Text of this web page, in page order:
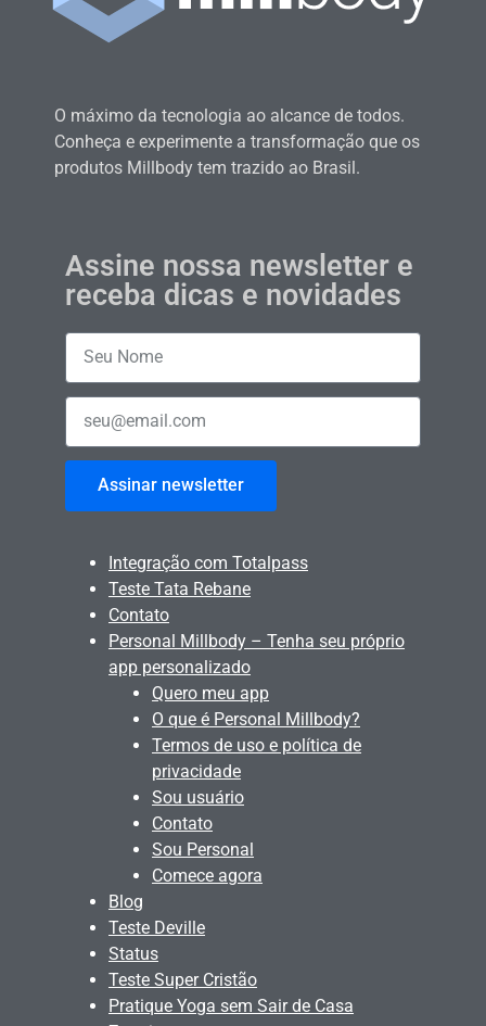
O máximo da tecnologia ao alcance de todos.
Conheça e experimente a transformação que os
produtos Millbody tem trazido ao Brasil.
Assine nossa newsletter e
receba dicas e novidades
Assinar newsletter
Integração com Totalpass
Teste Tata Rebane
Contato
Personal Millbody – Tenha seu próprio
app personalizado
Quero meu app
O que é Personal Millbody?
Termos de uso e política de
privacidade
Sou usuário
Contato
Sou Personal
Comece agora
Blog
Teste Deville
Status
Teste Super Cristão
Pratique Yoga sem Sair de Casa